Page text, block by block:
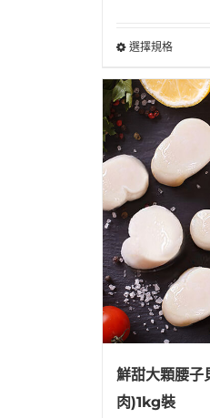
選擇規格
鮮甜大顆腰子
肉)1kg裝